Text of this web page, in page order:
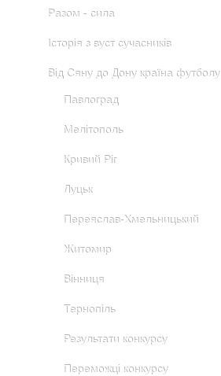
Разом - сила
Історія з вуст сучасників
Від Сяну до Дону країна футболу
Павлоград
Мелітополь
Кривий Ріг
Луцьк
Переяслав-Хмельницький
Житомир
Вінниця
Тернопіль
Результати конкурсу
Переможці конкурсу